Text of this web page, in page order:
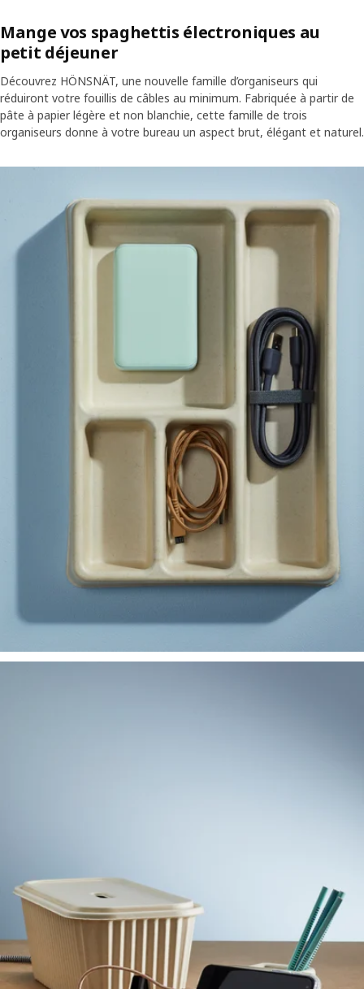
Mange vos spaghettis électroniques au
petit déjeuner
Découvrez HÖNSNÄT, une nouvelle famille d’organiseurs qui
réduiront votre fouillis de câbles au minimum. Fabriquée à partir de
pâte à papier légère et non blanchie, cette famille de trois
organiseurs donne à votre bureau un aspect brut, élégant et naturel.